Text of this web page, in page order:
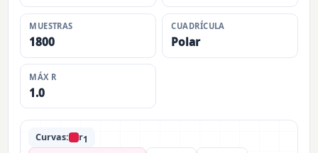
MUESTRAS
1800
CUADRÍCULA
Polar
MÁX R
1.0
Curvas: r1